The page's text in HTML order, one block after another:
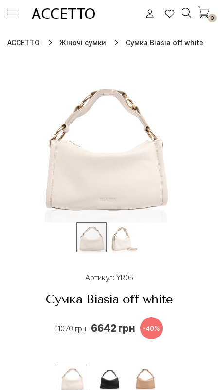
0
ACCETTO Жіночі сумки Сумка Biasia off white
Артикул: YR05
Сумка Biasia off white
11070 грн 6642 грн -40%